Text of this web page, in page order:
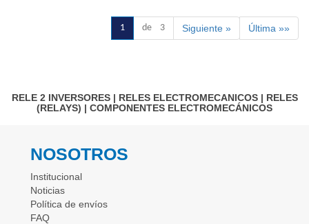
1 de 3 Siguiente » Última »»
RELE 2 INVERSORES| RELES ELECTROMECANICOS| RELES
(RELAYS) | COMPONENTES ELECTROMECÁNICOS
NOSOTROS
Institucional
Noticias
Política de envíos
FAQ